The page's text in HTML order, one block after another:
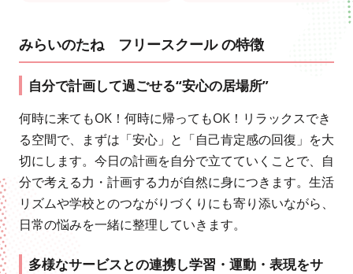
みらいのたね フリースクール の特徴
自分で計画して過ごせる“安心の居場所”
何時に来てもOK！何時に帰ってもOK！リラックスでき
る空間で、まずは「安心」と「自己肯定感の回復」を大
切にします。今日の計画を自分で立てていくことで、自
分で考える力・計画する力が自然に身につきます。生活
リズムや学校とのつながりづくりにも寄り添いながら、
日常の悩みを一緒に整理していきます。
多様なサービスとの連携し学習・運動・表現をサ